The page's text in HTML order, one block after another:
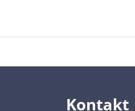
Kontakt